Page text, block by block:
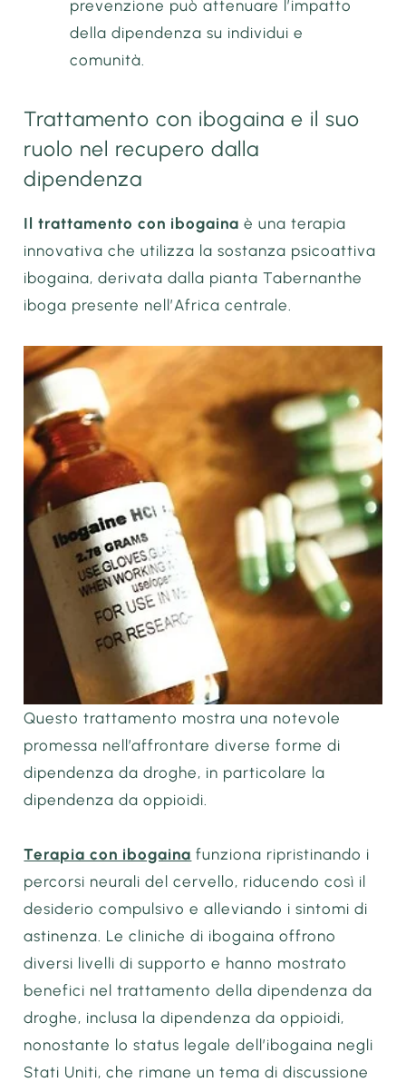
prevenzione può attenuare l’impatto
della dipendenza su individui e
comunità.
Trattamento con ibogaina e il suo
ruolo nel recupero dalla
dipendenza
Il trattamento con ibogaina è una terapia
innovativa che utilizza la sostanza psicoattiva
ibogaina, derivata dalla pianta Tabernanthe
iboga presente nell’Africa centrale.
Questo trattamento mostra una notevole
promessa nell’affrontare diverse forme di
dipendenza da droghe, in particolare la
dipendenza da oppioidi.
Terapia con ibogaina funziona ripristinando i
percorsi neurali del cervello, riducendo così il
desiderio compulsivo e alleviando i sintomi di
astinenza. Le cliniche di ibogaina offrono
diversi livelli di supporto e hanno mostrato
benefici nel trattamento della dipendenza da
droghe, inclusa la dipendenza da oppioidi,
nonostante lo status legale dell’ibogaina negli
Stati Uniti, che rimane un tema di discussione